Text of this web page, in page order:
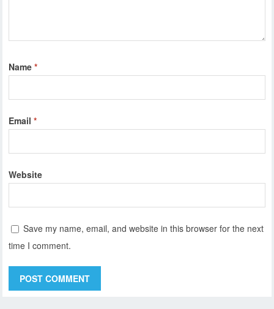
Name*
Email*
Website
Save my name, email, and website in this browser for the next
time I comment.